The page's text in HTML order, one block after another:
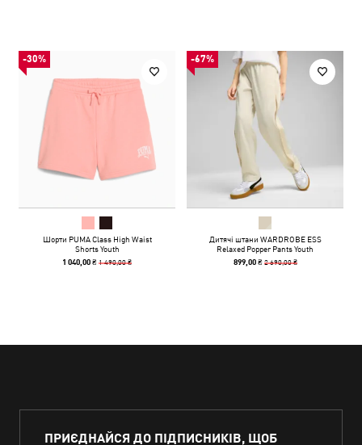
-30%
Шорти PUMA Class High Waist
Shorts Youth
1 040,00 ₴1 490,00 ₴
-67%
Дитячі штани WARDROBE ESS
Relaxed Popper Pants Youth
899,00 ₴ 2 690,00 ₴
ПРИЄДНАЙСЯ ДО ПІДПИСНИКІВ, ЩОБ